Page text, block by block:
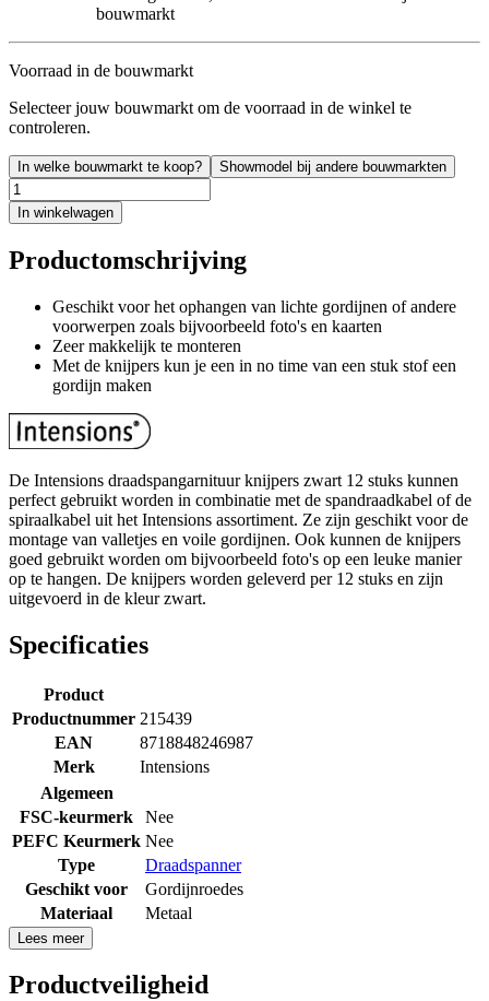
bouwmarkt
Voorraad in de bouwmarkt
Selecteer jouw bouwmarkt om de voorraad in de winkel te
controleren.
In welke bouwmarkt te koop? Showmodel bij andere bouwmarkten
In winkelwagen
Productomschrijving
Geschikt voor het ophangen van lichte gordijnen of andere
voorwerpen zoals bijvoorbeeld foto's en kaarten
Zeer makkelijk te monteren
Met de knijpers kun je een in no time van een stuk stof een
gordijn maken
De Intensions draadspangarnituur knijpers zwart 12 stuks kunnen
perfect gebruikt worden in combinatie met de spandraadkabel of de
spiraalkabel uit het Intensions assortiment. Ze zijn geschikt voor de
montage van valletjes en voile gordijnen. Ook kunnen de knijpers
goed gebruikt worden om bijvoorbeeld foto's op een leuke manier
op te hangen. De knijpers worden geleverd per 12 stuks en zijn
uitgevoerd in de kleur zwart.
Specificaties
Product
Productnummer 215439
EAN
8718848246987
Merk
Intensions
Algemeen
FSC-keurmerk
Nee
PEFC Keurmerk Nee
Type
Draadspanner
Geschikt voor
Gordijnroedes
Materiaal
Metaal
Lees meer
Productveiligheid